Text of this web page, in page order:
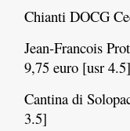
Chianti DOCG
Jean-Francois
9,75 euro [usr 4.5]
Cantina di
3.5]